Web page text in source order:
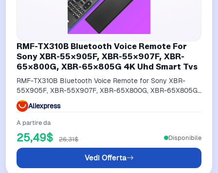
RMF-TX310B Bluetooth Voice Remote For
Sony XBR-55X905F, XBR-55X907F, XBR-
65X800G, XBR-65X805G 4K Uhd Smart Tvs
RMF-TX310B Bluetooth Voice Remote for Sony XBR-
55X905F, XBR-55X907F, XBR-65X800G, XBR-65X805G
4K UHD Smart TVs
Aliexpress
A partire da
25,49$ 26,31$
Vedi Offerta
Disponibile